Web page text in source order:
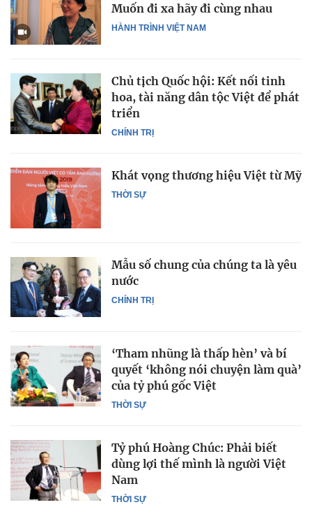
HÀNH TRÌNH VIỆT NAM
Muốn đi xa hãy đi cùng nhau
CHÍNH TRỊ
Chủ tịch Quốc hội: Kết nối tinh
hoa, tài năng dân tộc Việt để phát
triển
THỜI SỰ
Khát vọng thương hiệu Việt từ Mỹ
CHÍNH TRỊ
Mẫu số chung của chúng ta là yêu
nước
THỜI SỰ
‘Tham nhũng là thấp hèn’ và bí
quyết ‘không nói chuyện làm quà’
của tỷ phú gốc Việt
THỜI SỰ
Tỷ phú Hoàng Chúc: Phải biết
dùng lợi thế mình là người Việt
Nam